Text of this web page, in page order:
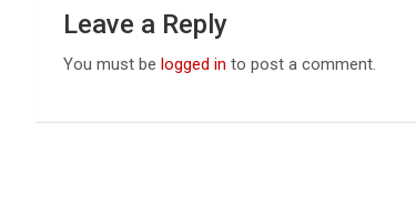
Leave a Reply
You must be logged in to post a comment.